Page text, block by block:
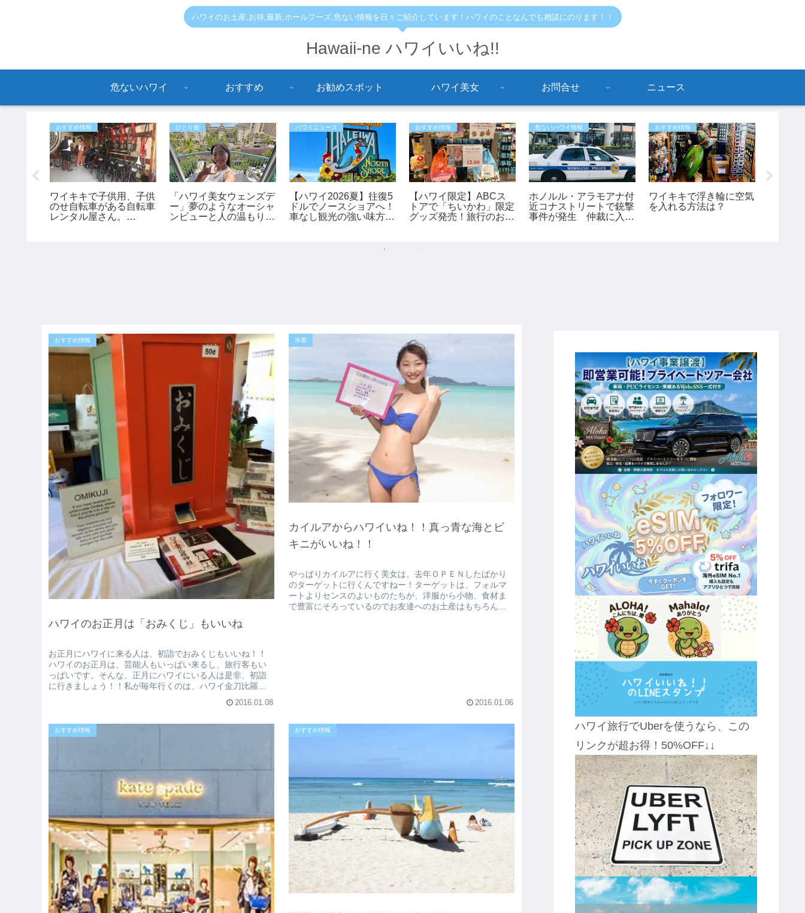
ハワイのお土産,お得,最新,ホールフーズ,危ない情報を日々ご紹介しています！ハワイのことなんでも相談にのります！！
Hawaii-ne ハワイいいね!!
危ないハワイ おすすめ お勧めスポット ハワイ美女 お問合せ ニュース
おすすめ情報
ワイキキで子供用、子供
のせ自転車がある自転車
レンタル屋さん。
ひとり旅
「ハワイ美女ウェンズデ
ー」夢のようなオーシャ
ンビューと人の温もりに
ハワイニュース
【ハワイ2026夏】往復5
ドルでノースショアへ！
車なし観光の強い味方
おすすめ情報
【ハワイ限定】ABCス
トアで「ちいかわ」限定
グッズ発売！旅行のお土
危ないハワイ情報
ホノルル・アラモアナ付
近コナストリートで銃撃
事件が発生 仲裁に入っ
おすすめ情報
ワイキキで浮き輪に空気
を入れる方法は？
おすすめ情報
ハワイのお正月は「おみくじ」もいいね
お正月にハワイに来る人は、初詣でおみくじもいいね！！
ハワイのお正月は、芸能人もいっぱい来るし、旅行客もい
っぱいです。そんな、正月にハワイにいる人は是非、初詣
に行きましょう！！私が毎年行くのは、ハワイ金刀比羅神
2016.01.08
水着
カイルアからハワイいね！！真っ青な海とビ
キニがいいね！！
やっぱりカイルアに行く美女は、去年ＯＰＥＮしたばかり
のターゲットに行くんですねー！ターゲットは、フォルマ
ートよりセンスのよいものたちが、洋服から小物、食材ま
で豊富にそろっているのでお友達へのお土産はもちろんの
2016.01.06
おすすめ情報 おすすめ情報
ハワイ旅行でUberを使うなら、この
リンクが超お得！50%OFF↓↓